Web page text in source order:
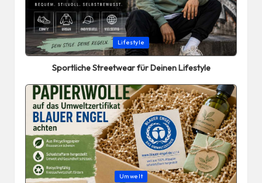
Posted
in
Lifestyle
Sportliche Streetwear für Deinen Lifestyle
Posted
Umwelt